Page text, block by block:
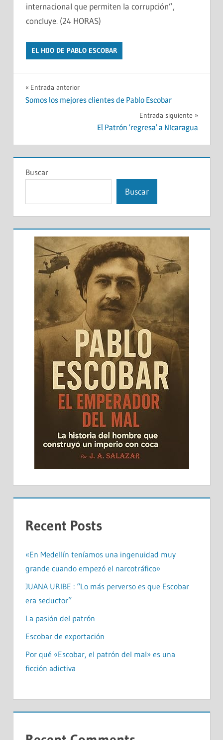
internacional que permiten la corrupción”,
concluye. (24 HORAS)
EL HIJO DE PABLO ESCOBAR
Navegación
Entrada anterior
Somos los mejores clientes de Pablo Escobar
Entrada siguiente
El Patrón ‘regresa’ a Nicaragua
Buscar
Buscar
Recent Posts
«En Medellín teníamos una ingenuidad muy
grande cuando empezó el narcotráfico»
JUANA URIBE : “Lo más perverso es que Escobar
era seductor”
La pasión del patrón
Escobar de exportación
Por qué «Escobar, el patrón del mal» es una
ficción adictiva